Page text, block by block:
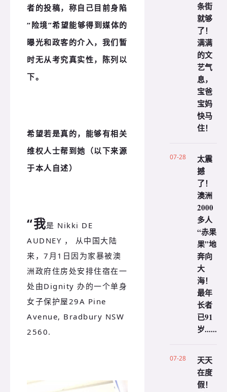
者的投稿，称自己目前身陷
“险境”希望能够得到媒体的
曝光和政客的介入，我们暂
时无从考究真实性，陈列以
下。
希望若是真的，能够有相关
维权人士帮到她（以下来源
于本人自述）
“我是 Nikki DE
AUDNEY ， 从中国大陆
来，7月1日因为家暴被澳
洲政府住房处安排住宿在一
处由Dignity 办的一个单身
女子保护屋29A Pine
Avenue, Bradbury NSW
2560.
条街
就够
了！
满满
的文
艺气
息，
宝爸
宝妈
快马
住！
07-28
太震
撼
了！
澳洲
2000
多人
“赤果
果”地
奔向
大
海！
最年
长者
已91
岁......
07-28
天天
在度
假！